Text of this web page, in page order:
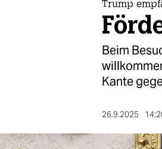
berlin
Trump
Beim
Kante
26.9.2025